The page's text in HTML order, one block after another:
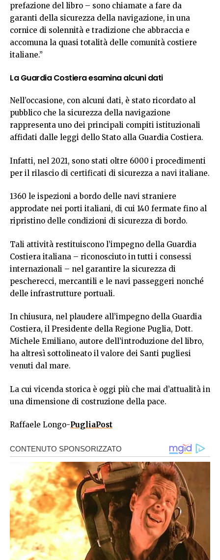
prefazione del libro – sono chiamate a fare da
garanti della sicurezza della navigazione, in una
cornice di solennità e tradizione che abbraccia e
accomuna la quasi totalità delle comunità costiere
italiane.”
La Guardia Costiera esamina alcuni dati
Nell’occasione, con alcuni dati, è stato ricordato al
pubblico che la sicurezza della navigazione
rappresenta uno dei principali compiti istituzionali
affidati dalle leggi dello Stato alla Guardia Costiera.
Infatti, nel 2021, sono stati oltre 6000 i procedimenti
per il rilascio di certificati di sicurezza a navi italiane.
1360 le ispezioni a bordo delle navi straniere
approdate nei porti italiani, di cui 140 fermate fino al
ripristino delle condizioni di sicurezza di bordo.
Tali attività restituiscono l’impegno della Guardia
Costiera italiana – riconosciuto in tutti i consessi
internazionali – nel garantire la sicurezza di
pescherecci, mercantili e le navi passeggeri nonché
delle infrastrutture portuali.
In chiusura, nel plaudere all’impegno della Guardia
Costiera, il Presidente della Regione Puglia, Dott.
Michele Emiliano, autore dell’introduzione del libro,
ha altresì sottolineato il valore dei Santi pugliesi
venuti dal mare.
La cui vicenda storica è oggi più che mai d’attualità in
una dimensione di costruzione della pace.
Raffaele Longo-PugliaPost